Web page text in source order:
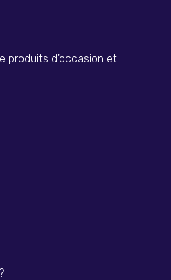
produits d'occasion et